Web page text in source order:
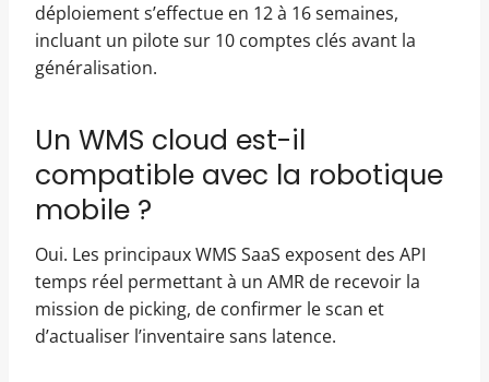
déploiement s’effectue en 12 à 16 semaines,
incluant un pilote sur 10 comptes clés avant la
généralisation.
Un WMS cloud est-il
compatible avec la robotique
mobile ?
Oui. Les principaux WMS SaaS exposent des API
temps réel permettant à un AMR de recevoir la
mission de picking, de confirmer le scan et
d’actualiser l’inventaire sans latence.